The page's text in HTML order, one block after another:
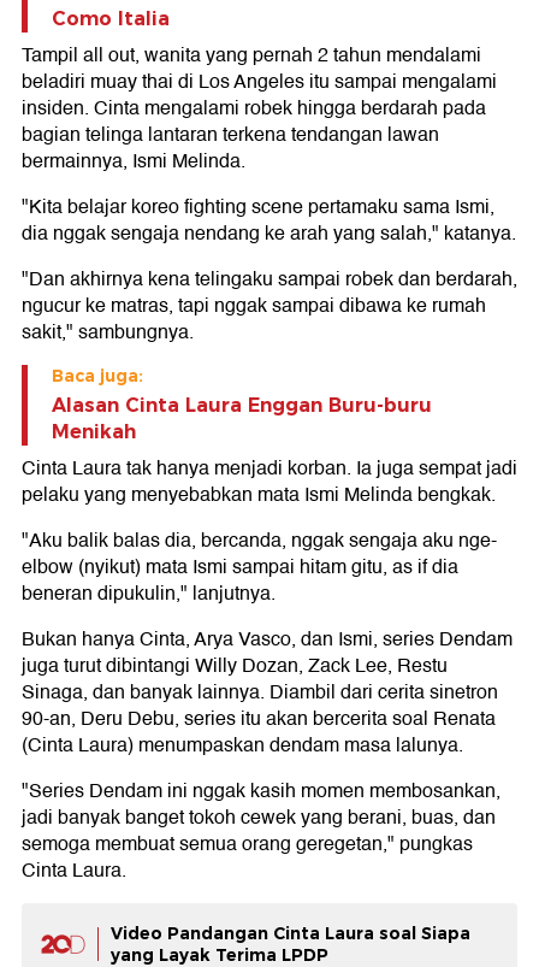
Como Italia
Tampil all out, wanita yang pernah 2 tahun mendalami
beladiri muay thai di Los Angeles itu sampai mengalami
insiden. Cinta mengalami robek hingga berdarah pada
bagian telinga lantaran terkena tendangan lawan
bermainnya, Ismi Melinda.
"Kita belajar koreo fighting scene pertamaku sama Ismi,
dia nggak sengaja nendang ke arah yang salah," katanya.
"Dan akhirnya kena telingaku sampai robek dan berdarah,
ngucur ke matras, tapi nggak sampai dibawa ke rumah
sakit," sambungnya.
Baca juga:
Alasan Cinta Laura Enggan Buru-buru
Menikah
Cinta Laura tak hanya menjadi korban. Ia juga sempat jadi
pelaku yang menyebabkan mata Ismi Melinda bengkak.
"Aku balik balas dia, bercanda, nggak sengaja aku nge-
elbow (nyikut) mata Ismi sampai hitam gitu, as if dia
beneran dipukulin," lanjutnya.
Bukan hanya Cinta, Arya Vasco, dan Ismi, series Dendam
juga turut dibintangi Willy Dozan, Zack Lee, Restu
Sinaga, dan banyak lainnya. Diambil dari cerita sinetron
90-an, Deru Debu, series itu akan bercerita soal Renata
(Cinta Laura) menumpaskan dendam masa lalunya.
"Series Dendam ini nggak kasih momen membosankan,
jadi banyak banget tokoh cewek yang berani, buas, dan
semoga membuat semua orang geregetan," pungkas
Cinta Laura.
Video Pandangan Cinta Laura soal Siapa
yang Layak Terima LPDP